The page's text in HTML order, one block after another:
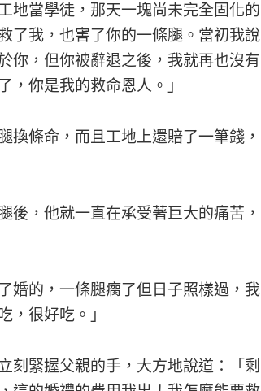
地當學徒，那天一塊尚未完全固化的
了我，也害了你的一條腿。當初我說
你，但你被辭退之後，我就再也沒有
你是我的救命恩人。」
換條命，而且工地上還賠了一筆錢，
後，他就一直在承受著巨大的痛苦，
婚的，一條腿瘸了但日子照樣過，我
，很好吃。」
刻緊握父親的手，大方地說道：「剩